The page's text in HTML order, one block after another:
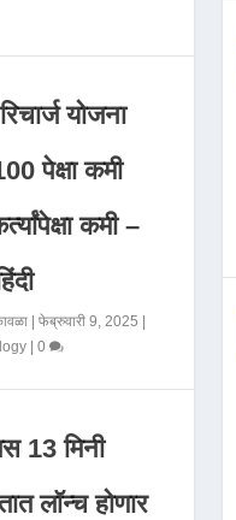
योजना
पेक्षा कमी
कमी –
| फेब्रुवारी 9, 2025 |
| 0
13 मिनी
लॉन्च होणार